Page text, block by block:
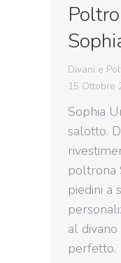
Divani e
15 Ottobre
Sophia
salotto.
poltrona
piedini a
al
perfetto.